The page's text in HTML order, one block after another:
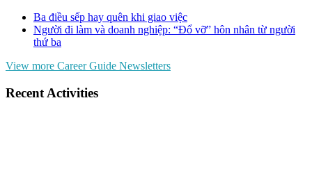
Ba điều sếp hay quên khi giao việc
Người đi làm và doanh nghiệp: “Đổ vỡ” hôn nhân từ người
thứ ba
View more Career Guide Newsletters
Recent Activities